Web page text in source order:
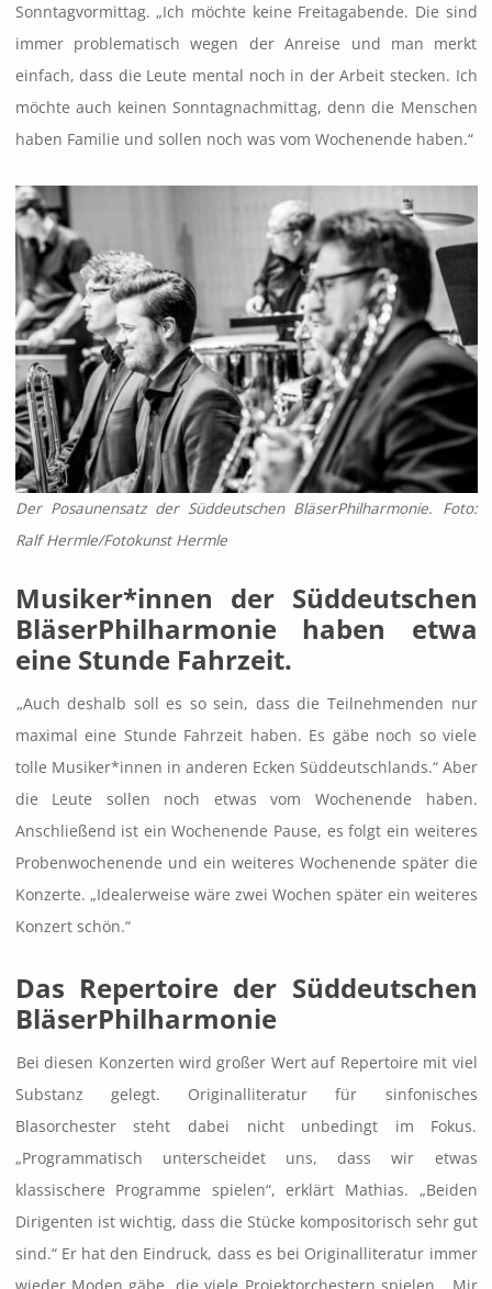
Sonntagvormittag. „Ich möchte keine Freitagabende. Die sind
immer problematisch wegen der Anreise und man merkt
einfach, dass die Leute mental noch in der Arbeit stecken. Ich
möchte auch keinen Sonntagnachmittag, denn die Menschen
haben Familie und sollen noch was vom Wochenende haben.“
Der Posaunensatz der Süddeutschen BläserPhilharmonie. Foto:
Ralf Hermle/Fotokunst Hermle
Musiker*innen der Süddeutschen
BläserPhilharmonie haben etwa
eine Stunde Fahrzeit.
„Auch deshalb soll es so sein, dass die Teilnehmenden nur
maximal eine Stunde Fahrzeit haben. Es gäbe noch so viele
tolle Musiker*innen in anderen Ecken Süddeutschlands.“ Aber
die Leute sollen noch etwas vom Wochenende haben.
Anschließend ist ein Wochenende Pause, es folgt ein weiteres
Probenwochenende und ein weiteres Wochenende später die
Konzerte. „Idealerweise wäre zwei Wochen später ein weiteres
Konzert schön.“
Das Repertoire der Süddeutschen
BläserPhilharmonie
Bei diesen Konzerten wird großer Wert auf Repertoire mit viel
Substanz gelegt. Originalliteratur für sinfonisches
Blasorchester steht dabei nicht unbedingt im Fokus.
„Programmatisch unterscheidet uns, dass wir etwas
klassischere Programme spielen“, erklärt Mathias. „Beiden
Dirigenten ist wichtig, dass die Stücke kompositorisch sehr gut
sind.“ Er hat den Eindruck, dass es bei Originalliteratur immer